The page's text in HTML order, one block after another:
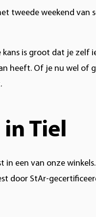
tweede weekend van
is groot dat je
heeft. Of je nu wel
Tiel
een van onze
StAr-